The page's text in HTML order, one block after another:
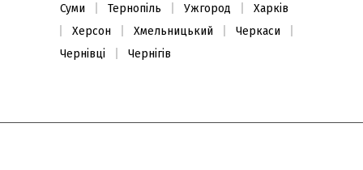
Суми
Тернопіль Ужгород
Харків
Херсон
Хмельницький
Черкаси
Чернівці
Чернігів